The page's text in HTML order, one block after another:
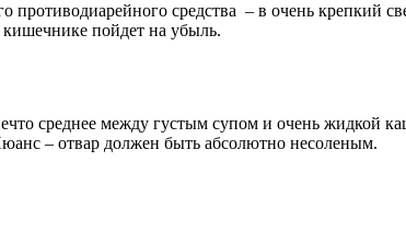
средства – в очень крепкий
кишечнике пойдет на убыль.
среднее между густым супом и очень жидкой
– отвар должен быть абсолютно несоленым.